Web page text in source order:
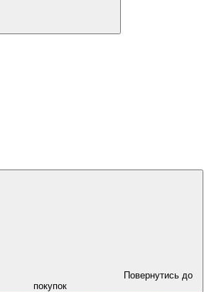
Повернутись до
покупок